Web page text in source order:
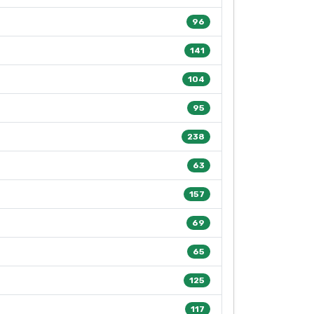
96
141
104
95
238
63
157
69
65
125
117